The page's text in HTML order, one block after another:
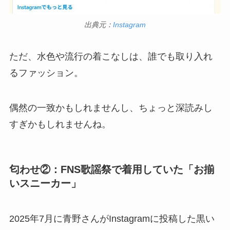
出典元： Instagram
ただ、水色や流行の着こなしは、誰でも取り入れ
るファッション。
偶然の一致かもしれませんし、ちょっと深読みし
すぎかもしれませんね。
匂わせ②：FNS歌謡祭で着用していた「お揃
いスニーカー」
2025年7月に青野さんがInstagramに投稿した黒い